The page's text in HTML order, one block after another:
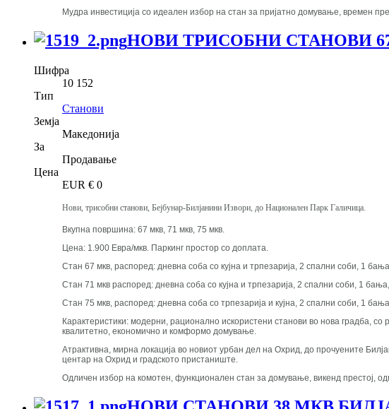
Мудра инвестиција со идеален избор на стан за пријатно домување, времен
НОВИ ТРИСОБНИ СТАНОВИ
Шифра
10 152
Тип
Станови
Земја
Македонија
За
Продавање
Цена
EUR € 0
Нови, трисобни станови, Бејбунар-Билјанини Извори, до Национален Парк Галичица.
Вкупна површина: 67 мкв, 71 мкв, 75 мкв.
Цена: 1.900 Евра/мкв. Паркинг простор со доплата.
Стан 67 мкв, распоред: дневна соба со кујна и трпезарија, 2 спални соби, 1
Стан 71 мкв распоред: дневна соба со кујна и трпезарија, 2 спални соби, 1
Стан 75 мкв, распоред: дневна соба со трпезарија и кујна, 2 спални соби, 1
Карактеристики: модерни, рационално искористени станови во нова градба,
квалитетно, економично и комформо домување.
Атрактивна, мирна локација во новиот урбан дел на Охрид, до прочуените
центар на Охрид и градското пристаниште.
Одличен избор на комотен, функционален стан за домување, викенд престој,